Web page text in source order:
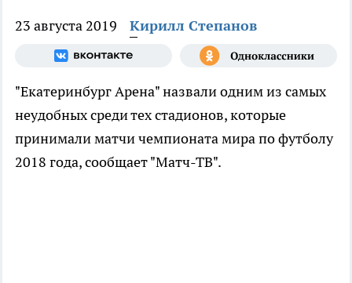
23 августа 2019 Кирилл Степанов
"Екатеринбург Арена" назвали одним из самых
неудобных среди тех стадионов, которые
принимали матчи чемпионата мира по футболу
2018 года, сообщает "Матч-ТВ".